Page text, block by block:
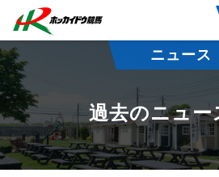
ニュース
過去のニュー